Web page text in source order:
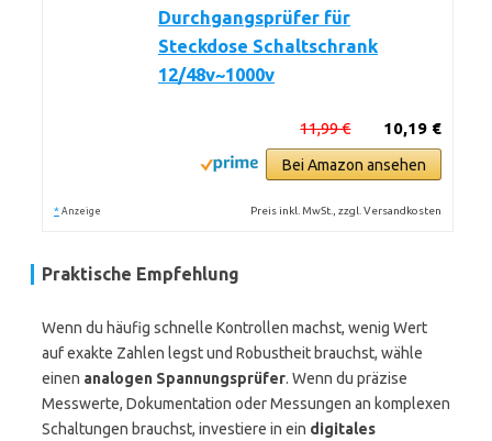
Durchgangsprüfer für
Steckdose Schaltschrank
12/48v~1000v
10,19 €
11,99 €
Bei Amazon ansehen
* Anzeige Preis inkl. MwSt., zzgl. Versandkosten
Praktische Empfehlung
Wenn du häufig schnelle Kontrollen machst, wenig Wert
auf exakte Zahlen legst und Robustheit brauchst, wähle
einen analogen Spannungsprüfer. Wenn du präzise
Messwerte, Dokumentation oder Messungen an komplexen
Schaltungen brauchst, investiere in ein digitales